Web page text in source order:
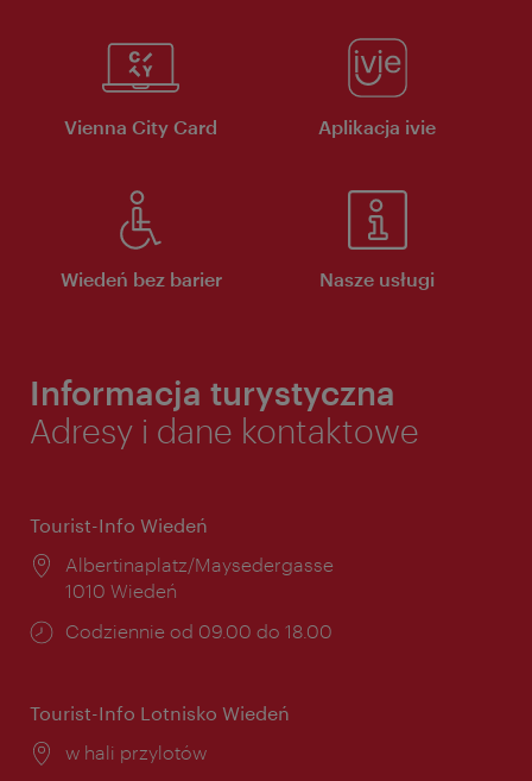
Vienna City Card Aplikacja ivie
Wiedeń bez barier Nasze usługi
Informacja turystyczna
Adresy i dane kontaktowe
Tourist-Info Wiedeń
Miejsce:
Albertinaplatz/Maysedergasse
1010 Wiedeń
Godziny
Codziennie od 09.00 do 18.00
Tourist-Info Lotnisko Wiedeń
Miejsce:
w hali przylotów